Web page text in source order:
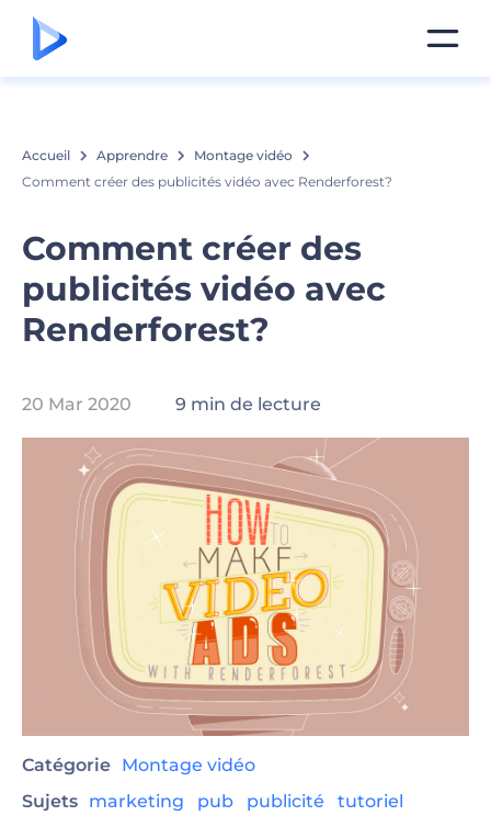
Accueil Apprendre
Montage vidéo
Comment créer des publicités vidéo avec Renderforest?
Comment créer des
publicités vidéo avec
Renderforest?
20 Mar 2020 9 min de lecture
Catégorie Montage vidéo
Sujets marketing pub publicité
tutoriel